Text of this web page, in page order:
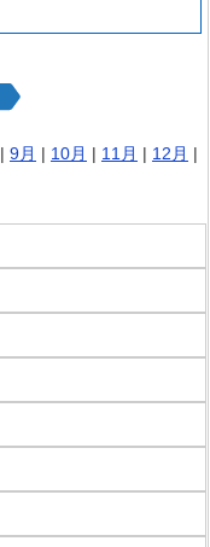
| 9月 | 10月 | 11月 | 12月 |